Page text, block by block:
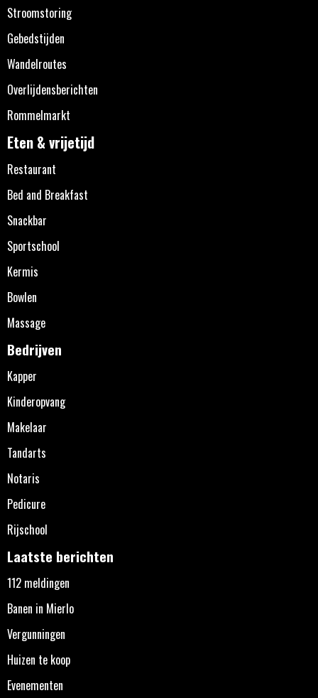
Stroomstoring
Gebedstijden
Wandelroutes
Overlijdensberichten
Rommelmarkt
Eten & vrijetijd
Restaurant
Bed and Breakfast
Snackbar
Sportschool
Kermis
Bowlen
Massage
Bedrijven
Kapper
Kinderopvang
Makelaar
Tandarts
Notaris
Pedicure
Rijschool
Laatste berichten
112 meldingen
Banen in Mierlo
Vergunningen
Huizen te koop
Evenementen